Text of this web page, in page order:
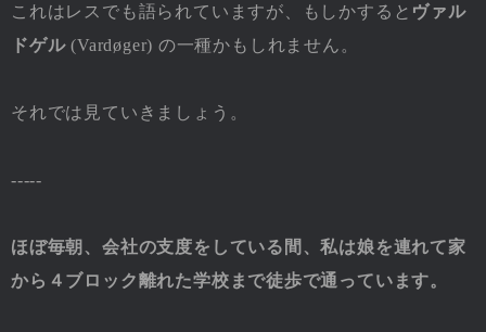
これはレスでも語られていますが、もしかすると ヴァル
ドゲル(Vardøger) の一種かもしれません。
それでは見ていきましょう。
-----
ほぼ毎朝、会社の支度をしている間、私は娘を連れて家
から４ブロック離れた学校まで徒歩で通っています。